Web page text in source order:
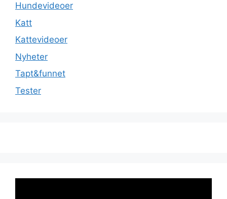
Hundevideoer
Katt
Kattevideoer
Nyheter
Tapt&funnet
Tester